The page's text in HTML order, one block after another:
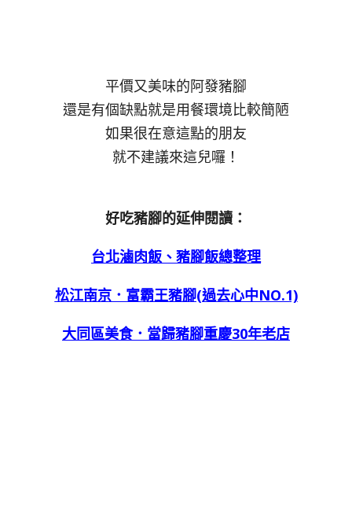
平價又美味的阿發豬腳
還是有個缺點就是用餐環境比較簡陋
如果很在意這點的朋友
就不建議來這兒囉！
好吃豬腳的延伸閱讀：
台北滷肉飯、豬腳飯總整理
松江南京．富霸王豬腳(過去心中NO.1)
大同區美食．當歸豬腳重慶30年老店